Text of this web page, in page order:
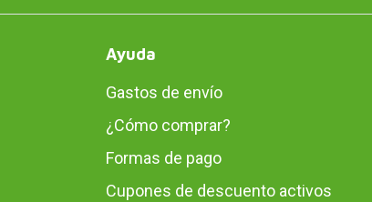
Ayuda
Gastos de envío
¿Cómo comprar?
Formas de pago
Cupones de descuento activos